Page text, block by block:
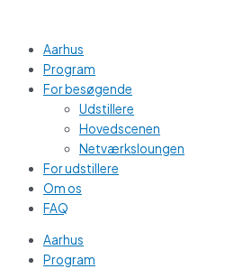
indholdetAarhus
Program
For besøgende
Udstillere
Hovedscenen
Netværksloungen
For udstillere
Om os
FAQ
Aarhus
Program